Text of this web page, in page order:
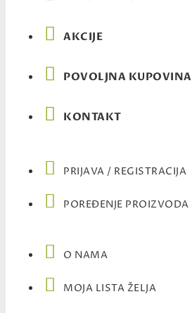
AKCIJE
POVOLJNA KUPOVINA
KONTAKT
PRIJAVA / REGISTRACIJA
POREĐENJE PROIZVODA
O NAMA
MOJA LISTA ŽELJA